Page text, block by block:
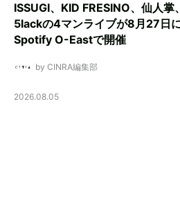
ISSUGI、KID FRESINO、仙人掌、
5lackの4マンライブが8月27日
Spotify O-Eastで開催
by CINRA編集部
2026.08.05